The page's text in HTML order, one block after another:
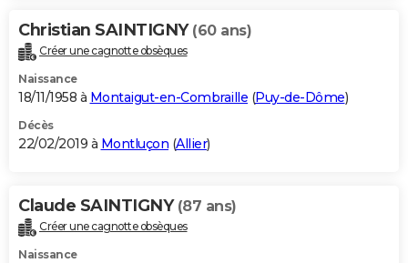
Christian SAINTIGNY (60 ans)
Créer une cagnotte obsèques
Naissance
18/11/1958 à Montaigut-en-Combraille (Puy-de-Dôme)
Décès
22/02/2019 à Montluçon (Allier)
Claude SAINTIGNY (87 ans)
Créer une cagnotte obsèques
Naissance